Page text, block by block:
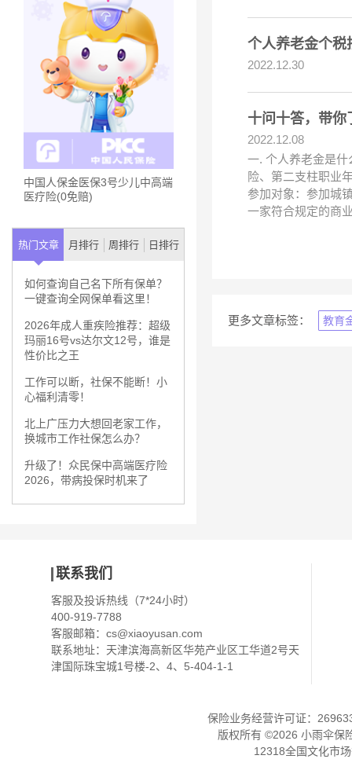
中国人保金医保3号少儿中高端
医疗险(0免赔)
热门文章 月排行 周排行 日排行
如何查询自己名下所有保单？
一键查询全网保单看这里！
2026年成人重疾险推荐：超级
玛丽16号vs达尔文12号，谁是
性价比之王
工作可以断，社保不能断！小
心福利清零！
北上广压力大想回老家工作，
换城市工作社保怎么办？
升级了！众民保中高端医疗险
2026，带病投保时机来了
个人养老金个税
2022.12.30
十问十答，带你
2022.12.08
一. 个人养老金是
险、第二支柱职业
参加对象：参加城
一家符合规定的商
更多文章标签： 教育
联系我们
客服及投诉热线（7*24小时）
400-919-7788
客服邮箱： cs@xiaoyusan.com
联系地址：天津滨海高新区华苑产业区工华道2号天
津国际珠宝城1号楼-2、4、5-404-1-1
保险业务经营许可证：
版权所有 ©2026 小雨伞保
12318全国文化市